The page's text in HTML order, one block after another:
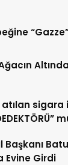
atılan
Başkanı
Evine Girdi